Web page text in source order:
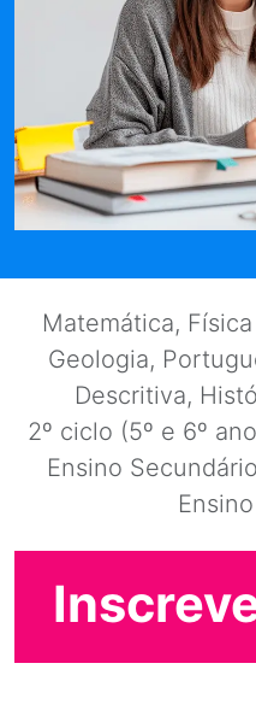
Matemática,
Geologia,
Descritiva,
2º ciclo (5º e 6º
Ensino